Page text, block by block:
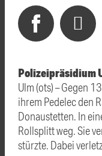
Polizeipräsidium
Ulm (ots) – Gegen
ihrem Pedelec den
Donaustetten. In
Rollsplitt weg. Sie
stürzte. Dabei